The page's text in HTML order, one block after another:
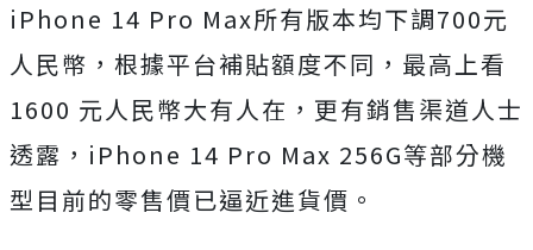
iPhone 14 Pro Max所有版本均下調700元
人民幣，根據平台補貼額度不同，最高上看
1600 元人民幣大有人在，更有銷售渠道人士
透露，iPhone 14 Pro Max 256G等部分機
型目前的零售價已逼近進貨價。